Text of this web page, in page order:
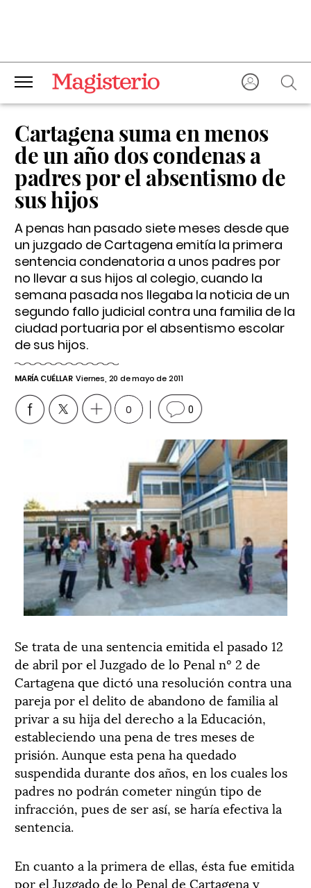
Cartagena suma en menos
de un año dos condenas a
padres por el absentismo de
sus hijos
A penas han pasado siete meses desde que
un juzgado de Cartagena emitía la primera
sentencia condenatoria a unos padres por
no llevar a sus hijos al colegio, cuando la
semana pasada nos llegaba la noticia de un
segundo fallo judicial contra una familia de la
ciudad portuaria por el absentismo escolar
de sus hijos.
MARÍA CUÉLLAR Viernes, 20 de mayo de 2011
0 0
Se trata de una sentencia emitida el pasado 12
de abril por el Juzgado de lo Penal nº 2 de
Cartagena que dictó una resolución contra una
pareja por el delito de abandono de familia al
privar a su hija del derecho a la Educación,
estableciendo una pena de tres meses de
prisión. Aunque esta pena ha quedado
suspendida durante dos años, en los cuales los
padres no podrán cometer ningún tipo de
infracción, pues de ser así, se haría efectiva la
sentencia.
En cuanto a la primera de ellas, ésta fue emitida
por el Juzgado de lo Penal de Cartagena y